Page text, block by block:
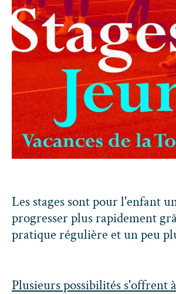
Les stages sont pour l'enfant
progresser plus rapidement
pratique régulière et un peu
Plusieurs possibilités s'offrent